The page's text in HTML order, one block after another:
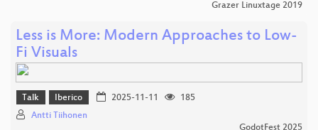
Grazer Linuxtage 2019
Less is More: Modern Approaches to Low-
Fi Visuals
Talk Iberico 2025-11-11
185
Antti Tiihonen
GodotFest 2025